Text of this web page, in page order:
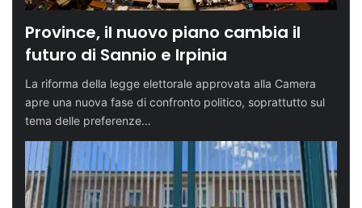
Province, il nuovo piano cambia il
futuro di Sannio e Irpinia
La riforma della legge elettorale approvata alla Camera
apre una nuova fase di confronto politico, soprattutto sul
tema delle preferenze…